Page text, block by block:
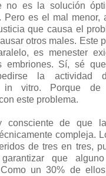
no es la solución
Pero es el mal menor,
que causa el
otros males. Este
es menester
embriones. Sí, sé
la
in vitro. Porque
este problema.
consciente de que
compleja.
de tres en tres,
que
Como un 30% de